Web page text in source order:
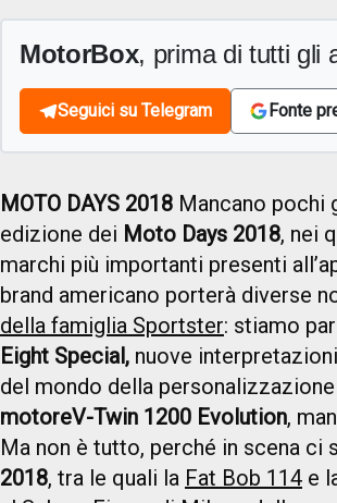
MotorBox, prima di tutti gli
Seguici su Telegram Fonte
MOTO DAYS 2018 Mancano pochi
edizione dei Moto Days 2018, nei
marchi più importanti presenti
brand americano porterà diverse
della famiglia Sportster: stiamo
Eight Special, nuove
del mondo della
motoreV-Twin 1200 Evolution,
Ma non è tutto, perché in scena ci
2018, tra le quali la Fat Bob 114 e